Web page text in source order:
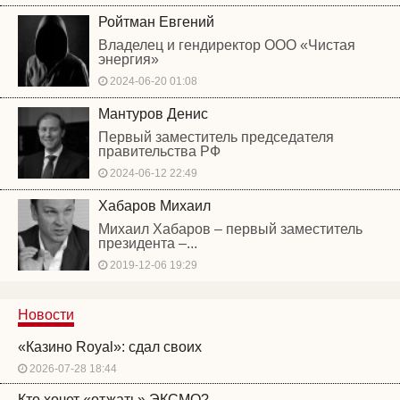
Ройтман Евгений
Владелец и гендиректор ООО «Чистая
энергия»
2024-06-20 01:08
Мантуров Денис
Первый заместитель председателя
правительства РФ
2024-06-12 22:49
Хабаров Михаил
Михаил Хабаров – первый заместитель
президента –...
2019-12-06 19:29
Новости
«Казино Royal»: сдал своих
2026-07-28 18:44